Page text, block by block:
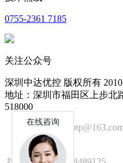
0755-2361 7185
关注公众号
深圳中达优控 版权所有
地址：深圳市福田区上步北
518000
技术邮箱：
1392 2586 咨询